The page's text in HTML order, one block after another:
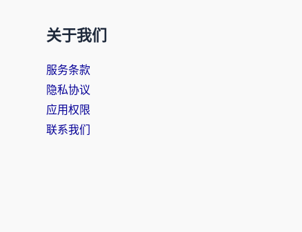
关于我们
服务条款
隐私协议
应用权限
联系我们